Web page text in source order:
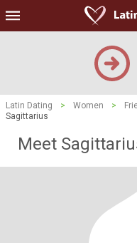
Latin Dating > Women >
Sagittarius
Meet